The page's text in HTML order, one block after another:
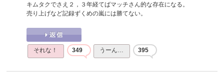
キムタクでさえ２，３年経てばマッチさん的な存在になる。
売り上げなど記録ずくめの嵐には勝てない。
それな！ 349 うーん… 395